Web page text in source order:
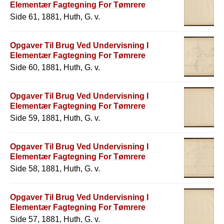
Elementær Fagtegning For Tømrere
Side 61, 1881, Huth, G. v.
Opgaver Til Brug Ved Undervisning I
Elementær Fagtegning For Tømrere
Side 60, 1881, Huth, G. v.
Opgaver Til Brug Ved Undervisning I
Elementær Fagtegning For Tømrere
Side 59, 1881, Huth, G. v.
Opgaver Til Brug Ved Undervisning I
Elementær Fagtegning For Tømrere
Side 58, 1881, Huth, G. v.
Opgaver Til Brug Ved Undervisning I
Elementær Fagtegning For Tømrere
Side 57, 1881, Huth, G. v.